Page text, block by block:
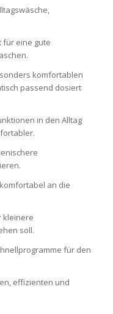
für eine gute
komfortablen
passend dosiert
in den Alltag
an die
kleinere
soll.
für den
effizienten und